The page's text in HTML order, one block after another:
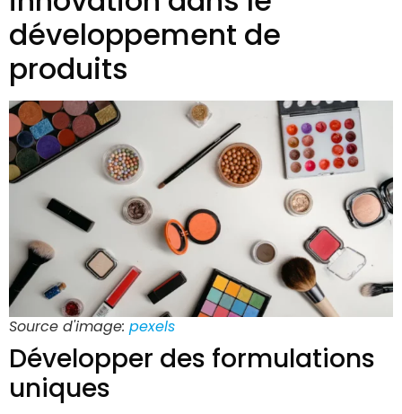
développement de
produits
Source d'image: pexels
Développer des formulations
uniques